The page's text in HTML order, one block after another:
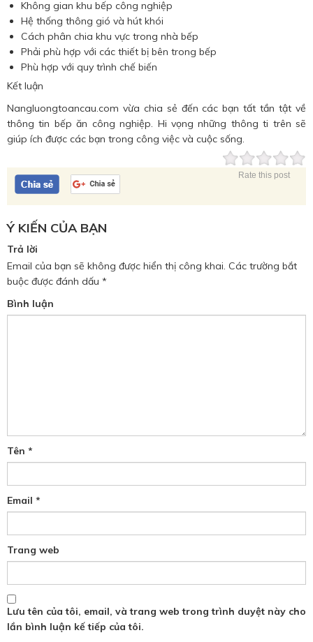
Không gian khu bếp công nghiệp
Hệ thống thông gió và hút khói
Cách phân chia khu vực trong nhà bếp
Phải phù hợp với các thiết bị bên trong bếp
Phù hợp với quy trình chế biến
Kết luận
Nangluongtoancau.com vừa chia sẻ đến các bạn tất tần tật về
thông tin bếp ăn công nghiệp. Hi vọng những thông ti trên sẽ
giúp ích được các bạn trong công việc và cuộc sống.
Rate this post
Ý KIẾN CỦA BẠN
Trả lời
Email của bạn sẽ không được hiển thị công khai. Các trường bắt
buộc được đánh dấu *
Bình luận
Tên *
Email *
Trang web
Lưu tên của tôi, email, và trang web trong trình duyệt này cho
lần bình luận kế tiếp của tôi.